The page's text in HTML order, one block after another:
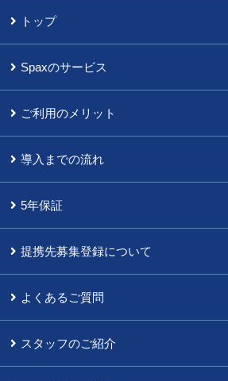
トップ
Spaxのサービス
ご利用のメリット
導入までの流れ
5年保証
提携先募集登録について
よくあるご質問
スタッフのご紹介